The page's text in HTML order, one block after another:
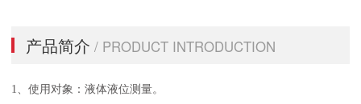
产品简介/ PRODUCT INTRODUCTION
1、使用对象：液体液位测量。